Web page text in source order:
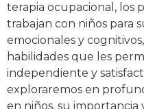
terapia ocupacional, los
trabajan con niños para
emocionales y
habilidades que les
independiente y
exploraremos en
en niños, su importancia